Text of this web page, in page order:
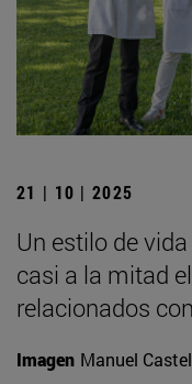
21 | 10 | 2025
Un estilo de
casi a la mitad
relacionados
Imagen Manuel